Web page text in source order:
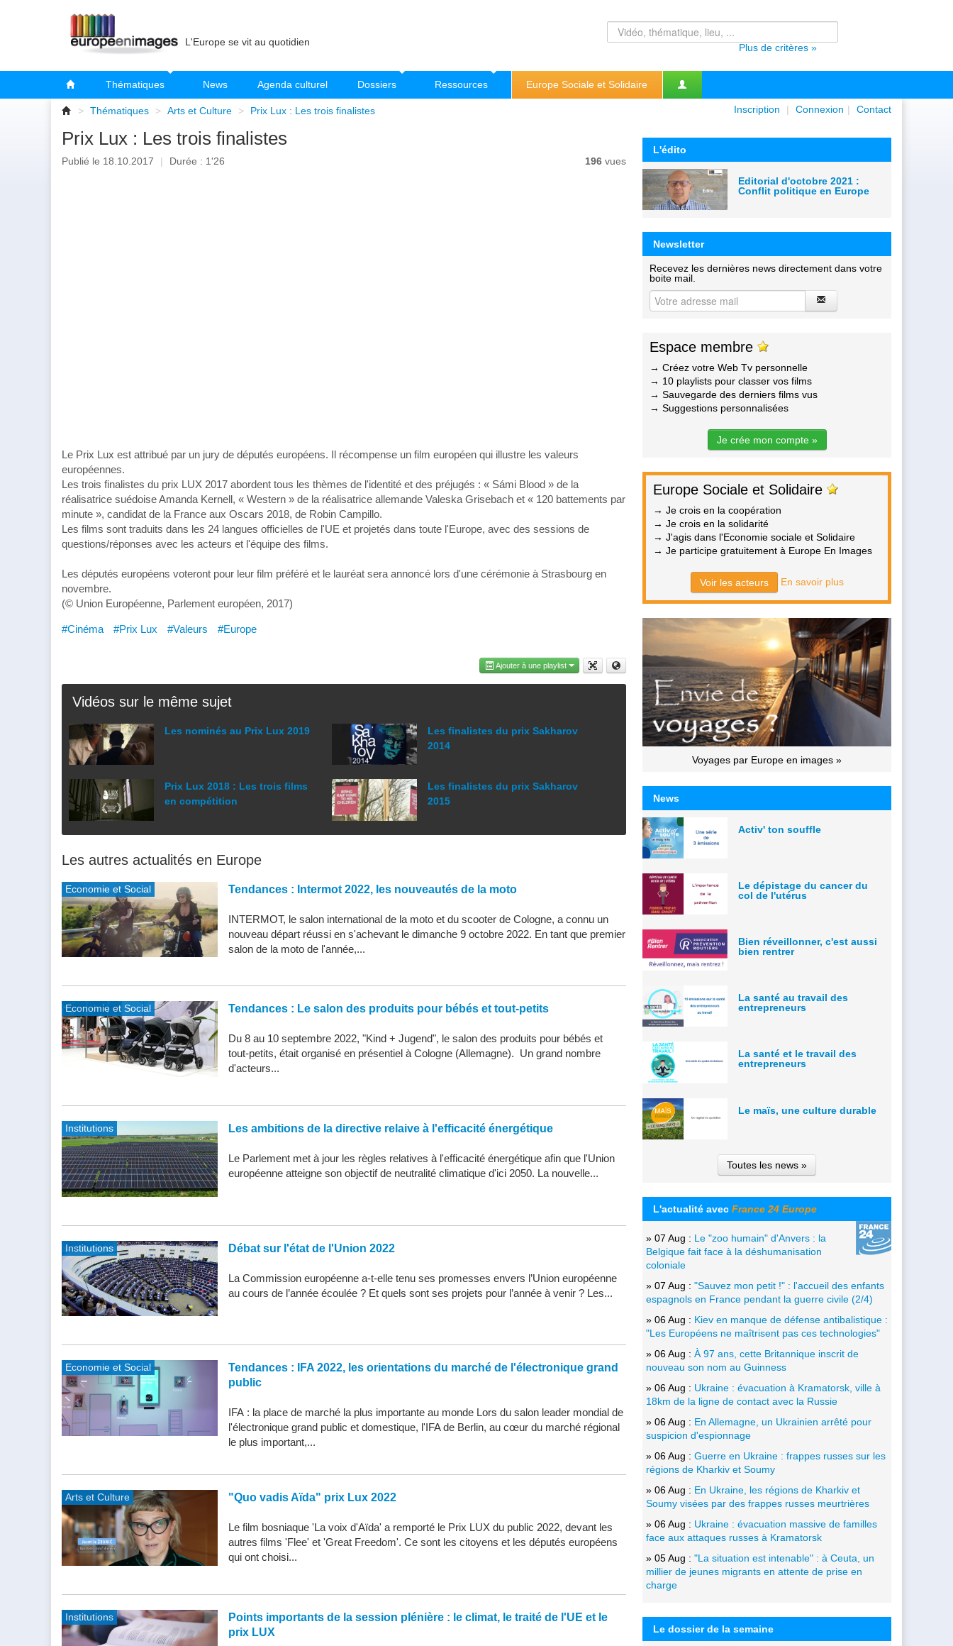
L'Europe se vit au quotidien Plus de critères »
Thématiques News Agenda culturel Dossiers Ressources Europe Sociale et Solidaire
> Thématiques > Arts et Culture > Prix Lux : Les trois finalistes Inscription | Connexion | Contact
Prix Lux : Les trois finalistes
Publié le 18.10.2017 | Durée : 1'26 196vues
Le Prix Lux est attribué par un jury de députés européens. Il récompense un film européen qui illustre les valeurs
européennes.
Les trois finalistes du prix LUX 2017 abordent tous les thèmes de l'identité et des préjugés : « Sámi Blood » de la
réalisatrice suédoise Amanda Kernell, « Western » de la réalisatrice allemande Valeska Grisebach et « 120 battements par
minute », candidat de la France aux Oscars 2018, de Robin Campillo.
Les films sont traduits dans les 24 langues officielles de l'UE et projetés dans toute l'Europe, avec des sessions de
questions/réponses avec les acteurs et l'équipe des films.
Les députés européens voteront pour leur film préféré et le lauréat sera annoncé lors d'une cérémonie à Strasbourg en
novembre.
(© Union Européenne, Parlement européen, 2017)
#Cinéma #Prix Lux #Valeurs #Europe
Ajouter à une playlist
Vidéos sur le même sujet
Les nominés au Prix Lux 2019
Prix Lux 2018 : Les trois films
en compétition
Les finalistes du prix Sakharov
2014
Les finalistes du prix Sakharov
2015
Les autres actualités en Europe
Economie et Social Tendances : Intermot 2022, les nouveautés de la moto
INTERMOT, le salon international de la moto et du scooter de Cologne, a connu un
nouveau départ réussi en s'achevant le dimanche 9 octobre 2022. En tant que premier
salon de la moto de l'année,...
Economie et Social Tendances : Le salon des produits pour bébés et tout-petits
Du 8 au 10 septembre 2022, "Kind + Jugend", le salon des produits pour bébés et
tout-petits, était organisé en présentiel à Cologne (Allemagne). Un grand nombre
d'acteurs...
Institutions Les ambitions de la directive relaive à l'efficacité énergétique
Le Parlement met à jour les règles relatives à l'efficacité énergétique afin que l'Union
européenne atteigne son objectif de neutralité climatique d'ici 2050. La nouvelle...
Institutions Débat sur l'état de l'Union 2022
La Commission européenne a-t-elle tenu ses promesses envers l’Union européenne
au cours de l’année écoulée ? Et quels sont ses projets pour l’année à venir ? Les...
Economie et Social
Tendances : IFA 2022, les orientations du marché de l'électronique grand
public
IFA : la place de marché la plus importante au monde Lors du salon leader mondial de
l'électronique grand public et domestique, l'IFA de Berlin, au cœur du marché régional
le plus important,...
Arts et Culture "Quo vadis Aïda" prix Lux 2022
Le film bosniaque 'La voix d'Aïda' a remporté le Prix LUX du public 2022, devant les
autres films 'Flee' et 'Great Freedom'. Ce sont les citoyens et les députés européens
qui ont choisi...
Institutions
Points importants de la session plénière : le climat, le traité de l'UE et le
prix LUX
L'édito
Editorial d'octobre 2021 :
Conflit politique en Europe
Newsletter
Recevez les dernières news directement dans votre
boite mail.
Espace membre
→ Créez votre Web Tv personnelle
→ 10 playlists pour classer vos films
→ Sauvegarde des derniers films vus
→ Suggestions personnalisées
Je crée mon compte »
Europe Sociale et Solidaire
→ Je crois en la coopération
→ Je crois en la solidarité
→ J'agis dans l'Economie sociale et Solidaire
→ Je participe gratuitement à Europe En Images
Voir les acteurs En savoir plus
Voyages par Europe en images »
News
Activ' ton souffle
Le dépistage du cancer du
col de l'utérus
Bien réveillonner, c'est aussi
bien rentrer
La santé au travail des
entrepreneurs
La santé et le travail des
entrepreneurs
Le maïs, une culture durable
Toutes les news »
L'actualité avec France 24 Europe
» 07 Aug : Le "zoo humain" d'Anvers : la
Belgique fait face à la déshumanisation
coloniale
» 07 Aug : "Sauvez mon petit !" : l'accueil des enfants
espagnols en France pendant la guerre civile (2/4)
» 06 Aug : Kiev en manque de défense antibalistique :
"Les Européens ne maîtrisent pas ces technologies"
» 06 Aug : À 97 ans, cette Britannique inscrit de
nouveau son nom au Guinness
» 06 Aug : Ukraine : évacuation à Kramatorsk, ville à
18km de la ligne de contact avec la Russie
» 06 Aug : En Allemagne, un Ukrainien arrêté pour
suspicion d'espionnage
» 06 Aug : Guerre en Ukraine : frappes russes sur les
régions de Kharkiv et Soumy
» 06 Aug : En Ukraine, les régions de Kharkiv et
Soumy visées par des frappes russes meurtrières
» 06 Aug : Ukraine : évacuation massive de familles
face aux attaques russes à Kramatorsk
» 05 Aug : "La situation est intenable" : à Ceuta, un
millier de jeunes migrants en attente de prise en
charge
Le dossier de la semaine